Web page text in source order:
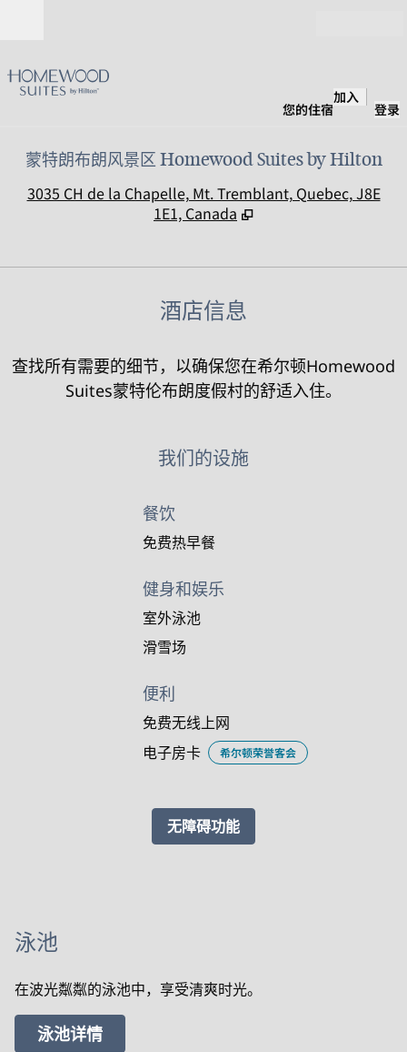
您的住宿
加入
登录
蒙特朗布朗风景区 Homewood Suites by Hilton
3035 CH de la Chapelle, Mt. Tremblant, Quebec, J8E
1E1, Canada
酒店信息
查找所有需要的细节，以确保您在希尔顿Homewood
Suites蒙特伦布朗度假村的舒适入住。
我们的设施
餐饮
免费热早餐
健身和娱乐
室外泳池
滑雪场
便利
免费无线上网
电子房卡
希尔顿荣誉客会
无障碍功能
泳池
在波光粼粼的泳池中，享受清爽时光。
泳池详情